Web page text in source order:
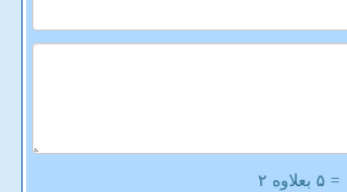
= ۵ بعلاوه ۲